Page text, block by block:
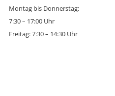
Montag bis Donnerstag:
7:30 – 17:00 Uhr
Freitag: 7:30 – 14:30 Uhr